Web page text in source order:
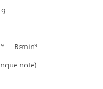
9
9 B♯min9
note)